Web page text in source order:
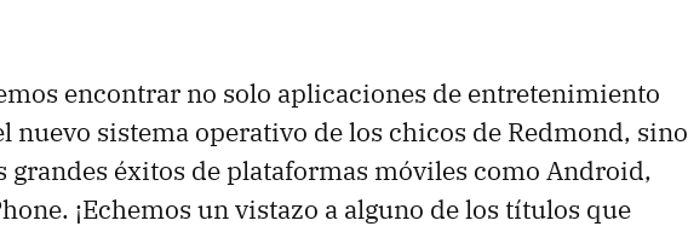
encontrar no solo aplicaciones de entretenimiento
nuevo sistema operativo de los chicos de Redmond, sino
grandes éxitos de plataformas móviles como Android,
¡Echemos un vistazo a alguno de los títulos que